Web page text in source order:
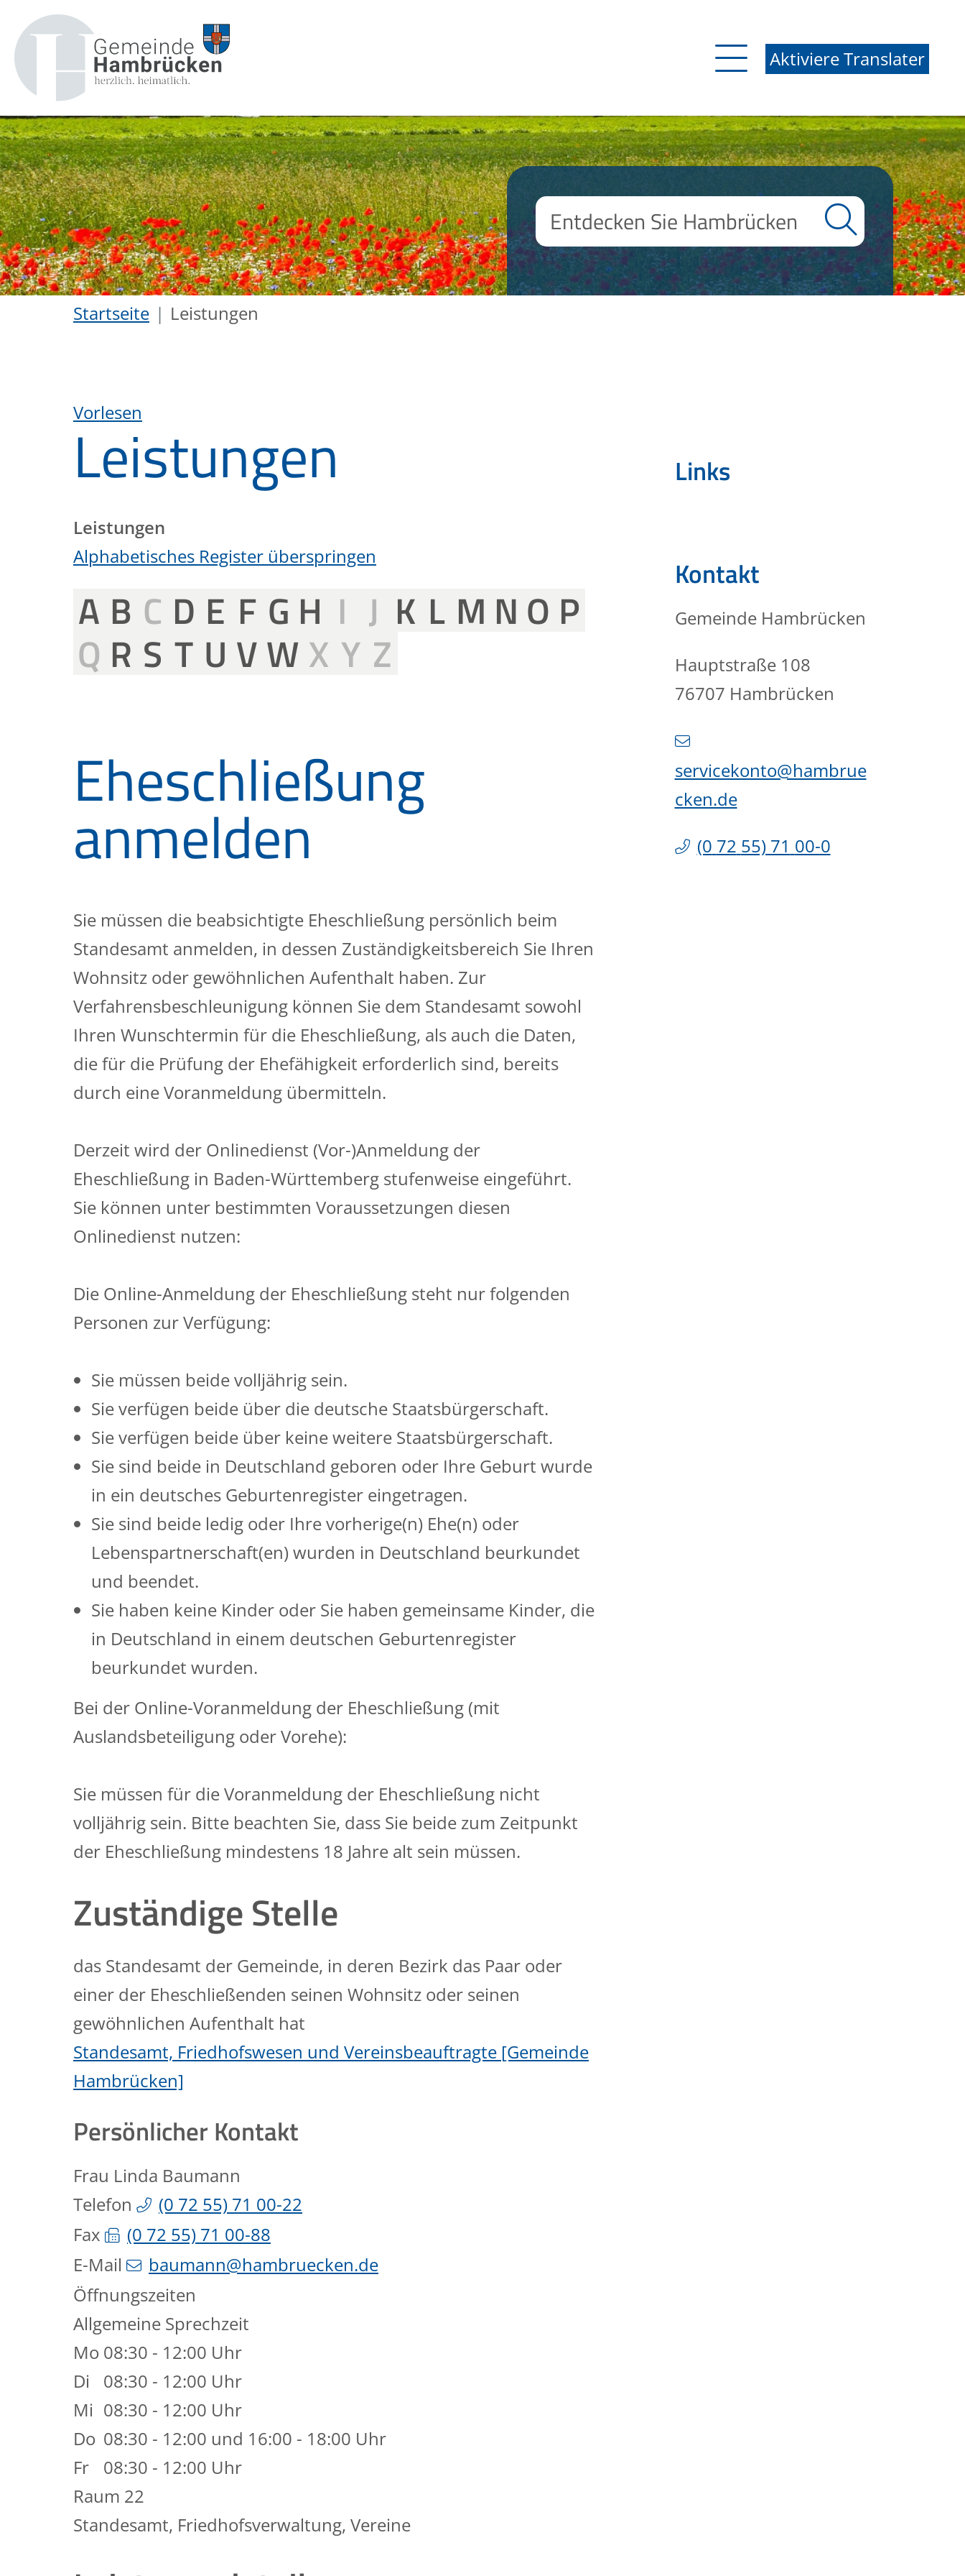
Aktiviere Translater
Startseite Leistungen
Vorlesen
Leistungen
Leistungen
Alphabetisches Register überspringen
A B C D E F G H I J K L M N O P
Q R S T U VWX Y Z
Eheschließung
anmelden
Sie müssen die beabsichtigte Eheschließung persönlich beim
Standesamt anmelden, in dessen Zuständigkeitsbereich Sie Ihren
Wohnsitz oder gewöhnlichen Aufenthalt haben. Zur
Verfahrensbeschleunigung können Sie dem Standesamt sowohl
Ihren Wunschtermin für die Eheschließung, als auch die Daten,
die für die Prüfung der Ehefähigkeit erforderlich sind, bereits
durch eine Voranmeldung übermitteln.
Derzeit wird der Onlinedienst (Vor-)Anmeldung der
Eheschließung in Baden-Württemberg stufenweise eingeführt.
Sie können unter bestimmten Voraussetzungen diesen
Onlinedienst nutzen:
Die Online-Anmeldung der Eheschließung steht nur folgenden
Personen zur Verfügung:
Sie müssen beide volljährig sein.
Sie verfügen beide über die deutsche Staatsbürgerschaft.
Sie verfügen beide über keine weitere Staatsbürgerschaft.
Sie sind beide in Deutschland geboren oder Ihre Geburt wurde
in ein deutsches Geburtenregister eingetragen.
Sie sind beide ledig oder Ihre vorherige(n) Ehe(n) oder
Lebenspartnerschaft(en) wurden in Deutschland beurkundet
und beendet.
Sie haben keine Kinder oder Sie haben gemeinsame Kinder, die
in Deutschland in einem deutschen Geburtenregister
beurkundet wurden.
Bei der Online-Voranmeldung der Eheschließung (mit
Auslandsbeteiligung oder Vorehe):
Sie müssen für die Voranmeldung der Eheschließung nicht
volljährig sein. Bitte beachten Sie, dass Sie beide zum Zeitpunkt
der Eheschließung mindestens 18 Jahre alt sein müssen.
Zuständige Stelle
das Standesamt der Gemeinde, in deren Bezirk das Paar oder
einer der Eheschließenden seinen Wohnsitz oder seinen
gewöhnlichen Aufenthalt hat
Standesamt, Friedhofswesen und Vereinsbeauftragte [Gemeinde
Hambrücken]
Persönlicher Kontakt
Frau Linda Baumann
Telefon
(0 72 55) 71 00-22
Fax
(0 72 55) 71 00-88
E-Mail
baumann@hambruecken.de
Öffnungszeiten
Allgemeine Sprechzeit
Mo 08:30 - 12:00 Uhr
Di
08:30 - 12:00 Uhr
Mi 08:30 - 12:00 Uhr
Do 08:30 - 12:00 und 16:00 - 18:00 Uhr
Fr
08:30 - 12:00 Uhr
Raum 22
Standesamt, Friedhofsverwaltung, Vereine
Links
Kontakt
Gemeinde Hambrücken
Hauptstraße 108
76707 Hambrücken
servicekonto@hambrue
cken.de
(0 72 55) 71 00-0